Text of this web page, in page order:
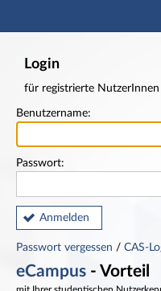
Login
für registrierte NutzerInnen
Benutzername:
Passwort:
Anmelden
Passwort vergessen / CAS-
eCampus - Vorteil